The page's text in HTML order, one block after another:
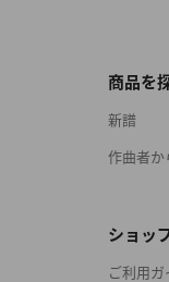
商品を
新譜
作曲者か
ショッ
ご利用ガ